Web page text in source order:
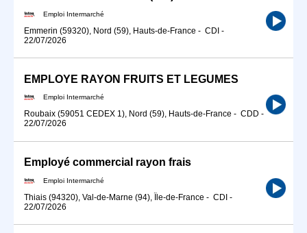
Emploi Intermarché
Emmerin (59320), Nord (59), Hauts-de-France - CDI -
22/07/2026
EMPLOYE RAYON FRUITS ET LEGUMES
Emploi Intermarché
Roubaix (59051 CEDEX 1), Nord (59), Hauts-de-France - CDD -
22/07/2026
Employé commercial rayon frais
Emploi Intermarché
Thiais (94320), Val-de-Marne (94), Île-de-France - CDI -
22/07/2026